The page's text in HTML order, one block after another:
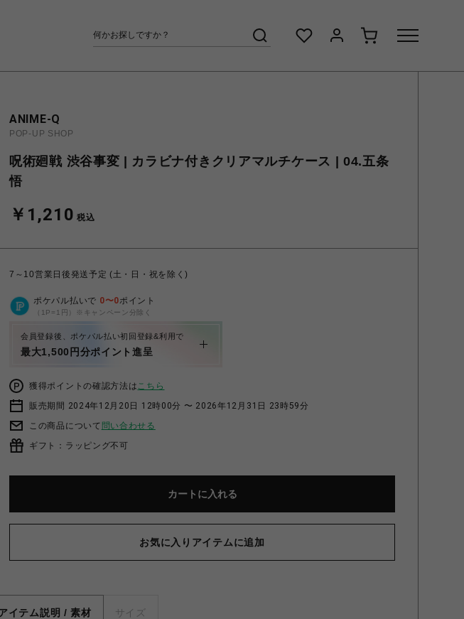
ANIME-Q
POP-UP SHOP
呪術廻戦 渋谷事変 | カラビナ付きクリアマルチケース | 04.五条
悟
￥1,210 税込
7～10営業日後発送予定 (土・日・祝を除く)
ポケパル払いで 0〜0ポイント
（1P=1円）※キャンペーン分除く
会員登録後、ポケパル払い初回登録&利用で
最大1,500円分ポイント進呈
獲得ポイントの確認方法はこちら
販売期間 2024年12月20日 12時00分 〜 2026年12月31日 23時59分
この商品について 問い合わせる
ギフト：ラッピング不可
カートに入れる
お気に入りアイテムに追加
イテム説明 / 素材 サイズ